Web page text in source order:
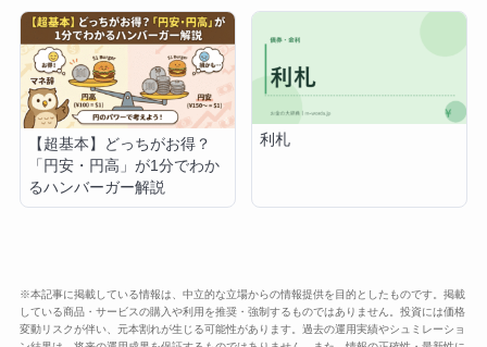
【超基本】どっちがお得？
「円安・円高」が1分でわか
るハンバーガー解説
利札
※本記事に掲載している情報は、中立的な立場からの情報提供を目的としたものです。掲載
している商品・サービスの購入や利用を推奨・強制するものではありません。投資には価格
変動リスクが伴い、元本割れが生じる可能性があります。過去の運用実績やシュミレーショ